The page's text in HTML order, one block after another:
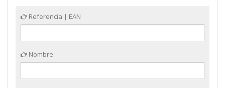
Referencia | EAN
Nombre